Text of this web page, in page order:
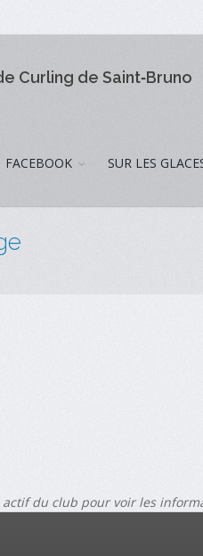
Curling de Saint‑Bruno
FACEBOOK SUR LES
actif du club pour voir les